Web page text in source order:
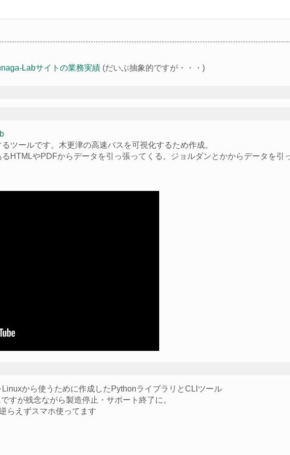
Labサイトの業務実績 (だいぶ抽象的ですが・・・)
ツールです。木更津の高速バスを可視化するため作成。
HTMLやPDFからデータを引っ張ってくる。ジョルダンとかからデータを引
から使うために作成したPythonライブラリとCLIツール
すが残念ながら製造停止・サポート終了に。
らえずスマホ使ってます